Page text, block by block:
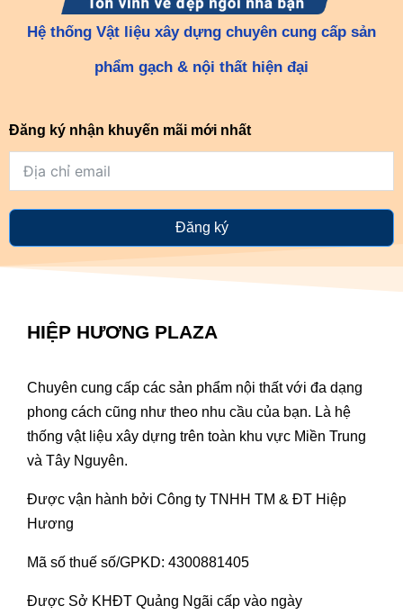
Hệ thống Vật liệu xây dựng chuyên cung cấp sản
phẩm gạch & nội thất hiện đại
Đăng ký nhận khuyến mãi mới nhất
Đăng ký
HIỆP HƯƠNG PLAZA
Chuyên cung cấp các sản phẩm nội thất với đa dạng
phong cách cũng như theo nhu cầu của bạn. Là hệ
thống vật liệu xây dựng trên toàn khu vực Miền Trung
và Tây Nguyên.
Được vận hành bởi Công ty TNHH TM & ĐT Hiệp
Hương
Mã số thuế số/GPKD: 4300881405
Được Sở KHĐT Quảng Ngãi cấp vào ngày